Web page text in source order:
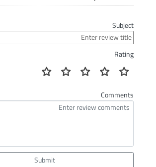
Subject
Rating
Comments
Submit